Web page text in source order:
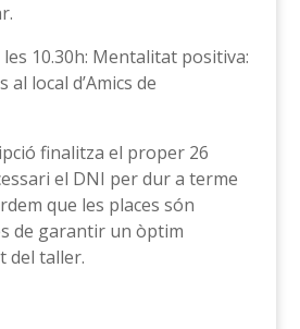
les 10.30h: Mentalitat positiva:
local d’Amics de
finalitza el proper 26
el DNI per dur a terme
que les places són
de garantir un òptim
del taller.